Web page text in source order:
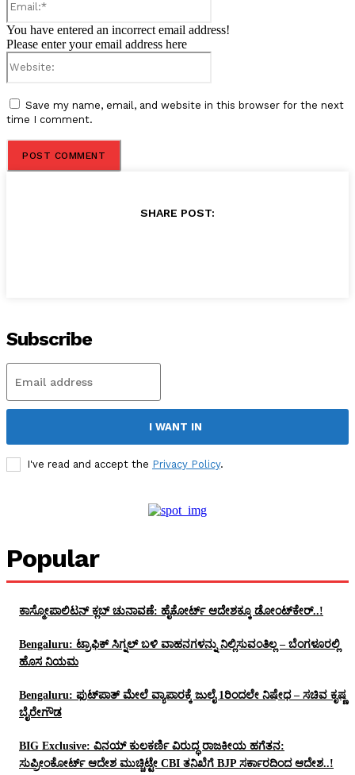
You have entered an incorrect email address!
Please enter your email address here
Save my name, email, and website in this browser for the next
time I comment.
SHARE POST:
Subscribe
I WANT IN
I've read and accept the Privacy Policy.
Popular
ಕಾಸ್ಮೋಪಾಲಿಟನ್‌ ಕ್ಲಬ್‌ ಚುನಾವಣೆ: ಹೈಕೋರ್ಟ್‌ ಆದೇಶಕ್ಕೂ ಡೋಂಟ್‌ಕೇರ್‌..!
Bengaluru: ಟ್ರಾಫಿಕ್‌ ಸಿಗ್ನಲ್‌ ಬಳಿ ವಾಹನಗಳನ್ನು ನಿಲ್ಲಿಸುವಂತಿಲ್ಲ – ಬೆಂಗಳೂರಲ್ಲಿ
ಹೊಸ ನಿಯಮ
Bengaluru: ಫುಟ್‌ಪಾತ್‌ ಮೇಲೆ ವ್ಯಾಪಾರಕ್ಕೆ ಜುಲೈ 1ರಿಂದಲೇ ನಿಷೇಧ – ಸಚಿವ ಕೃಷ್ಣ
ಬೈರೇಗೌಡ
BIG Exclusive: ವಿನಯ್‌ ಕುಲಕರ್ಣಿ ವಿರುದ್ಧ ರಾಜಕೀಯ ಹಗೆತನ:
ಸುಪ್ರೀಂಕೋರ್ಟ್‌ ಆದೇಶ ಮುಚ್ಚಿಟ್ಟೇ CBI ತನಿಖೆಗೆ BJP ಸರ್ಕಾರದಿಂದ ಆದೇಶ..!